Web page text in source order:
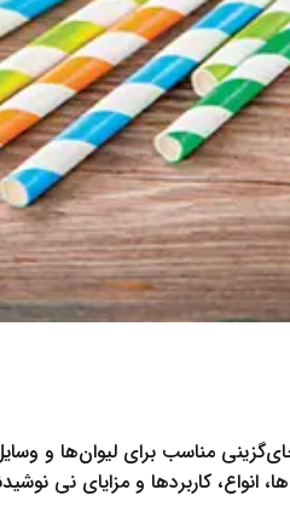
مناسب برای لیوان‌ها و
انواع، کاربردها و مزایای نی